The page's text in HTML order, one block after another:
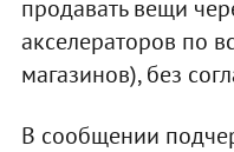
продавать вещи
акселераторов по
магазинов), без
В сообщении